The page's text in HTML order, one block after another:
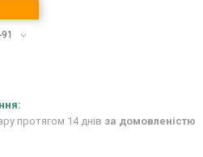
протягом 14 днів за домовленістю